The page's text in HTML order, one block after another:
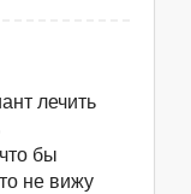
лечить
бы
не вижу